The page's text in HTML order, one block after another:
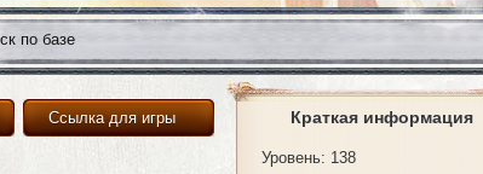
Краткая информация
Уровень: 138
Ссылка для игры